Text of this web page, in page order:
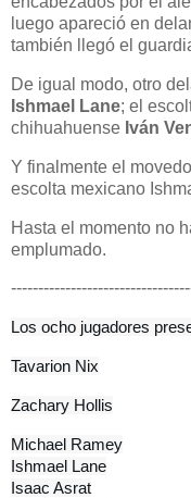
luego apareció en
también llegó el
De igual modo, otro
Ishmael Lane; el
chihuahuense Iván
Y finalmente el
escolta mexicano
Hasta el momento no
emplumado.
Los ocho jugadores
Tavarion Nix
Zachary Hollis
Michael Ramey
Ishmael Lane
Isaac Asrat